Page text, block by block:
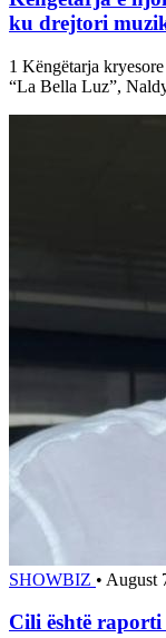
ku drejtori
1 Këngëtarja
“La Bella Luz”,
SHOWBIZ • August
Cili është raporti